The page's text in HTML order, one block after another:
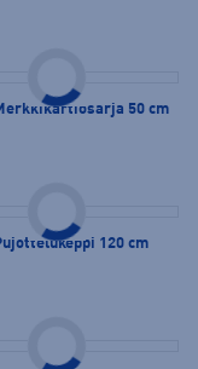
50 cm
120 cm